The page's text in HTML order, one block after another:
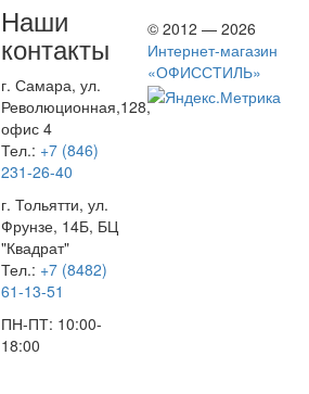
Наши
контакты
г. Самара, ул.
Революционная,128,
офис 4
Тел.: +7 (846)
231-26-40
г. Тольятти, ул.
Фрунзе, 14Б, БЦ
"Квадрат"
Тел.: +7 (8482)
61-13-51
ПН-ПТ: 10:00-
18:00
© 2012 — 2026
Интернет-магазин
«ОФИССТИЛЬ»